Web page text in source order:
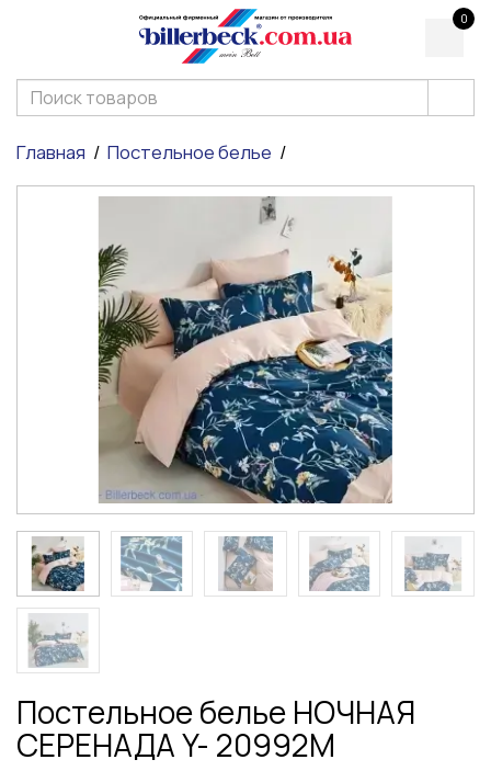
0
Главная Постельное белье
Постельное белье НОЧНАЯ
СЕРЕНАДА Y- 20992M